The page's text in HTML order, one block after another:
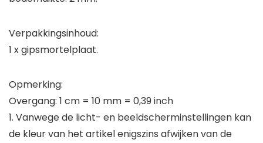
Verpakkingsinhoud:
1 x gipsmortelplaat.
Opmerking:
Overgang: 1 cm = 10 mm = 0,39 inch
1. Vanwege de licht- en beeldscherminstellingen kan
de kleur van het artikel enigszins afwijken van de